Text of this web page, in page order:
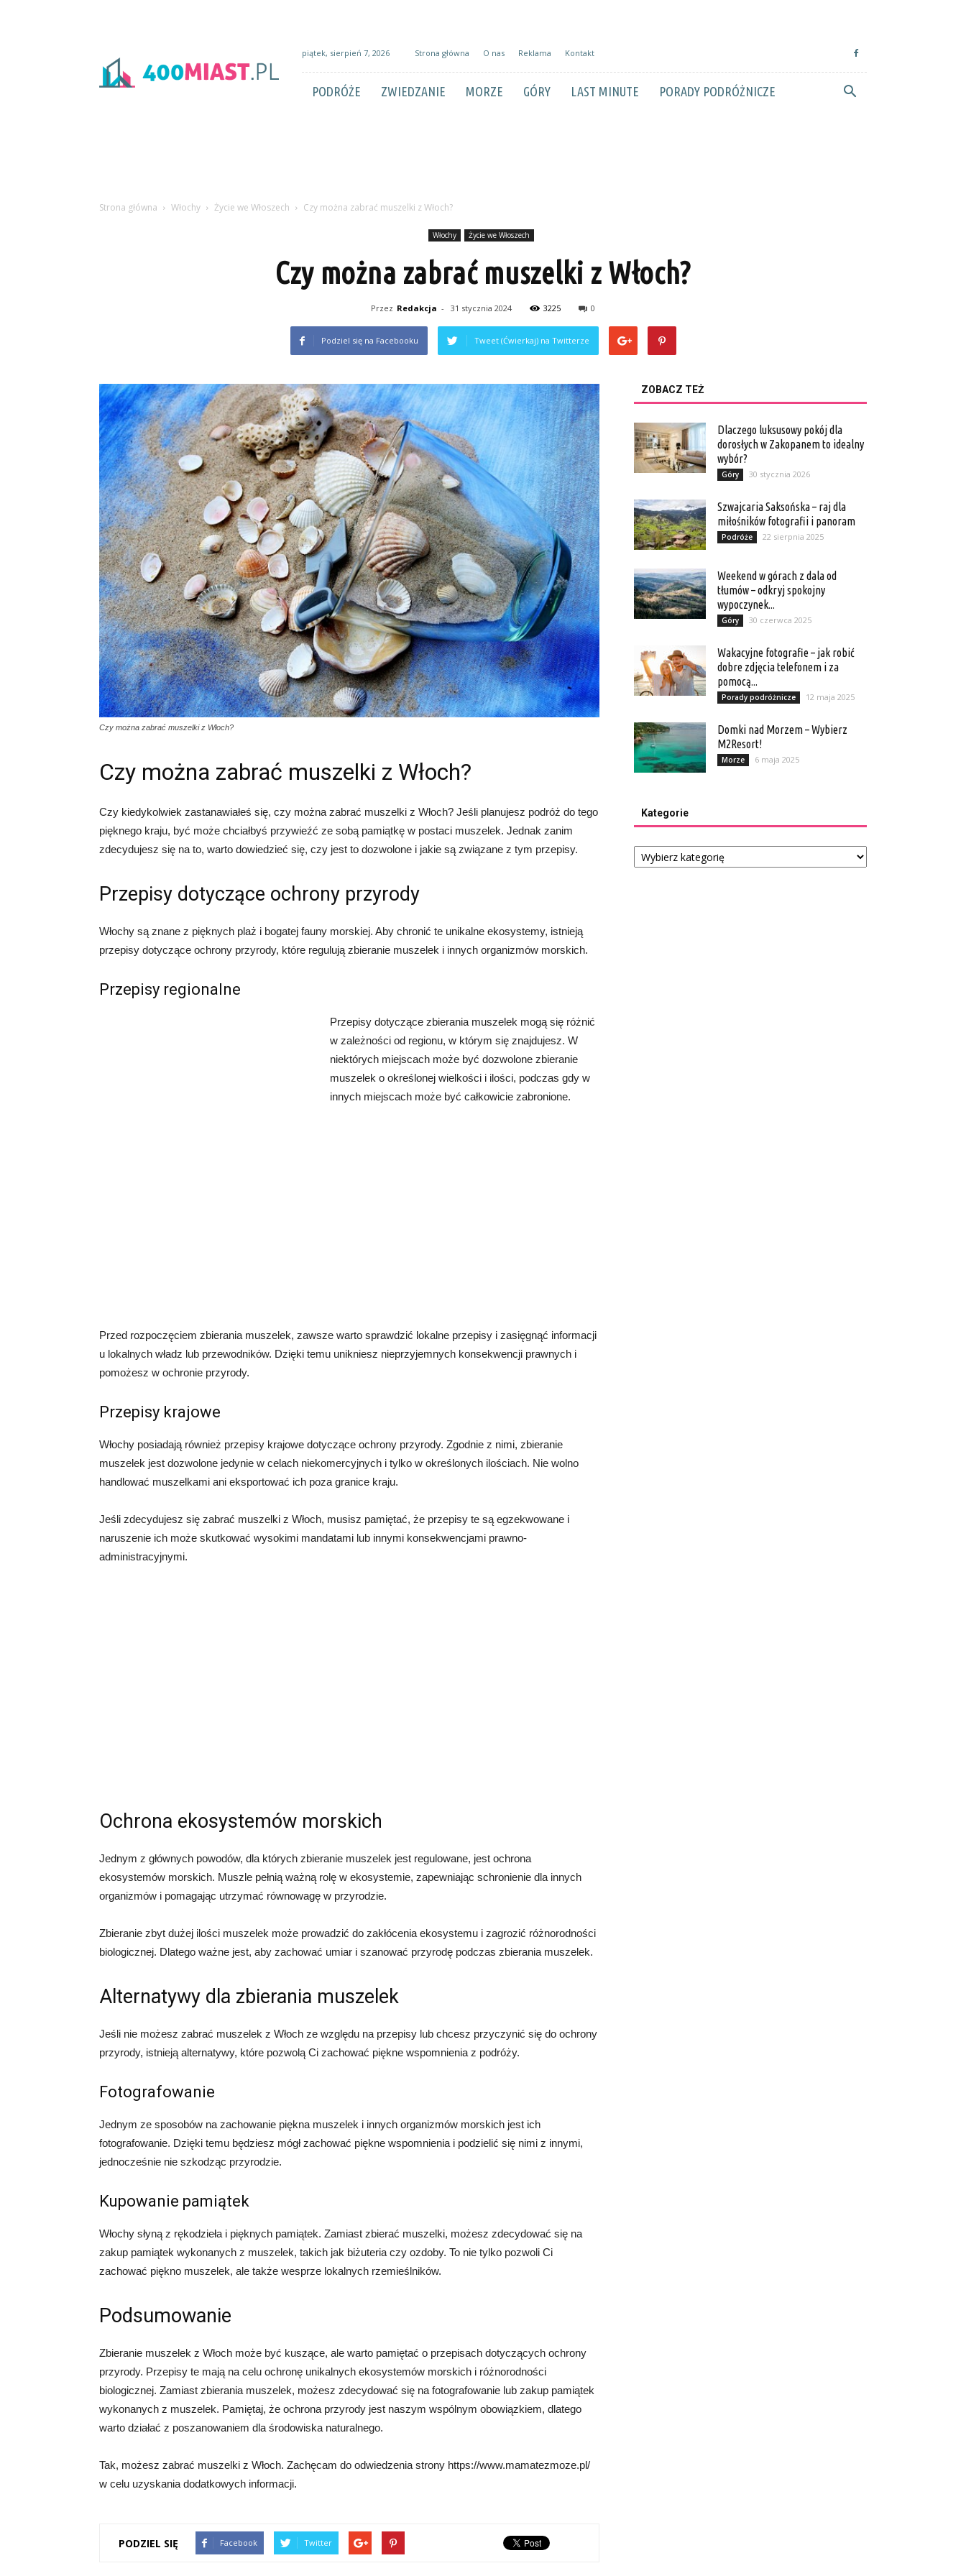
piątek, sierpień 7, 2026 Strona główna O nas Reklama Kontakt
PODRÓŻE ZWIEDZANIE MORZE GÓRY LAST MINUTE PORADY PODRÓŻNICZE
Strona główna Włochy Życie we Włoszech Czy można zabrać muszelki z Włoch?
Włochy Życie we Włoszech
Czy można zabrać muszelki z Włoch?
Przez Redakcja - 31 stycznia 2024 3225 0
Podziel się na Facebooku Tweet (Ćwierkaj) na Twitterze
Czy można zabrać muszelki z Włoch?
Czy można zabrać muszelki z Włoch?
Czy kiedykolwiek zastanawiałeś się, czy można zabrać muszelki z Włoch? Jeśli planujesz podróż do tego
pięknego kraju, być może chciałbyś przywieźć ze sobą pamiątkę w postaci muszelek. Jednak zanim
zdecydujesz się na to, warto dowiedzieć się, czy jest to dozwolone i jakie są związane z tym przepisy.
Przepisy dotyczące ochrony przyrody
Włochy są znane z pięknych plaż i bogatej fauny morskiej. Aby chronić te unikalne ekosystemy, istnieją
przepisy dotyczące ochrony przyrody, które regulują zbieranie muszelek i innych organizmów morskich.
Przepisy regionalne
Przepisy dotyczące zbierania muszelek mogą się różnić
w zależności od regionu, w którym się znajdujesz. W
niektórych miejscach może być dozwolone zbieranie
muszelek o określonej wielkości i ilości, podczas gdy w
innych miejscach może być całkowicie zabronione.
Przed rozpoczęciem zbierania muszelek, zawsze warto sprawdzić lokalne przepisy i zasięgnąć informacji
u lokalnych władz lub przewodników. Dzięki temu unikniesz nieprzyjemnych konsekwencji prawnych i
pomożesz w ochronie przyrody.
Przepisy krajowe
Włochy posiadają również przepisy krajowe dotyczące ochrony przyrody. Zgodnie z nimi, zbieranie
muszelek jest dozwolone jedynie w celach niekomercyjnych i tylko w określonych ilościach. Nie wolno
handlować muszelkami ani eksportować ich poza granice kraju.
Jeśli zdecydujesz się zabrać muszelki z Włoch, musisz pamiętać, że przepisy te są egzekwowane i
naruszenie ich może skutkować wysokimi mandatami lub innymi konsekwencjami prawno-
administracyjnymi.
Ochrona ekosystemów morskich
Jednym z głównych powodów, dla których zbieranie muszelek jest regulowane, jest ochrona
ekosystemów morskich. Muszle pełnią ważną rolę w ekosystemie, zapewniając schronienie dla innych
organizmów i pomagając utrzymać równowagę w przyrodzie.
Zbieranie zbyt dużej ilości muszelek może prowadzić do zakłócenia ekosystemu i zagrozić różnorodności
biologicznej. Dlatego ważne jest, aby zachować umiar i szanować przyrodę podczas zbierania muszelek.
Alternatywy dla zbierania muszelek
Jeśli nie możesz zabrać muszelek z Włoch ze względu na przepisy lub chcesz przyczynić się do ochrony
przyrody, istnieją alternatywy, które pozwolą Ci zachować piękne wspomnienia z podróży.
Fotografowanie
Jednym ze sposobów na zachowanie piękna muszelek i innych organizmów morskich jest ich
fotografowanie. Dzięki temu będziesz mógł zachować piękne wspomnienia i podzielić się nimi z innymi,
jednocześnie nie szkodząc przyrodzie.
Kupowanie pamiątek
Włochy słyną z rękodzieła i pięknych pamiątek. Zamiast zbierać muszelki, możesz zdecydować się na
zakup pamiątek wykonanych z muszelek, takich jak biżuteria czy ozdoby. To nie tylko pozwoli Ci
zachować piękno muszelek, ale także wesprze lokalnych rzemieślników.
Podsumowanie
Zbieranie muszelek z Włoch może być kuszące, ale warto pamiętać o przepisach dotyczących ochrony
przyrody. Przepisy te mają na celu ochronę unikalnych ekosystemów morskich i różnorodności
biologicznej. Zamiast zbierania muszelek, możesz zdecydować się na fotografowanie lub zakup pamiątek
wykonanych z muszelek. Pamiętaj, że ochrona przyrody jest naszym wspólnym obowiązkiem, dlatego
warto działać z poszanowaniem dla środowiska naturalnego.
Tak, możesz zabrać muszelki z Włoch. Zachęcam do odwiedzenia strony https://www.mamatezmoze.pl/
w celu uzyskania dodatkowych informacji.
PODZIEL SIĘ Facebook Twitter
ZOBACZ TEŻ
Dlaczego luksusowy pokój dla
dorosłych w Zakopanem to idealny
wybór?
Góry 30 stycznia 2026
Szwajcaria Saksońska – raj dla
miłośników fotografii i panoram
Podróże 22 sierpnia 2025
Weekend w górach z dala od
tłumów – odkryj spokojny
wypoczynek...
Góry 30 czerwca 2025
Wakacyjne fotografie – jak robić
dobre zdjęcia telefonem i za
pomocą...
Porady podróżnicze 12 maja 2025
Domki nad Morzem – Wybierz
M2Resort!
Morze 6 maja 2025
Kategorie
Kategorie